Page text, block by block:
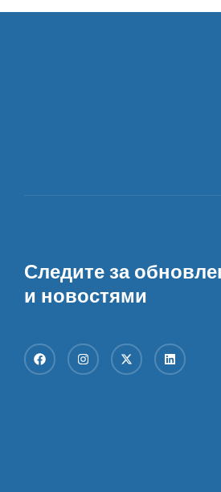
Следите за
и новостями